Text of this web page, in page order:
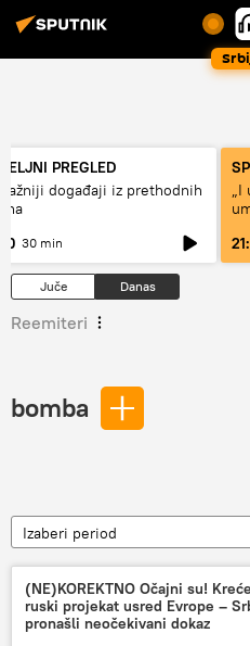
PREGLED
događaji iz prethodnih
30 min
„I
Juče Danas
Reemiteri
bomba
Izaberi period
(NE)KOREKTNO Očajni su!
ruski projekat usred Evrope –
pronašli neočekivani dokaz